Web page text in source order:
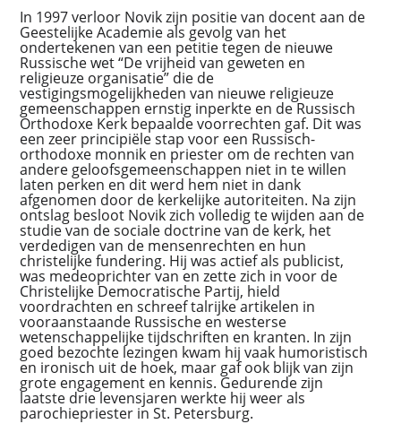
In 1997 verloor Novik zijn positie van docent aan de
Geestelijke Academie als gevolg van het
ondertekenen van een petitie tegen de nieuwe
Russische wet “De vrijheid van geweten en
religieuze organisatie” die de
vestigingsmogelijkheden van nieuwe religieuze
gemeenschappen ernstig inperkte en de Russisch
Orthodoxe Kerk bepaalde voorrechten gaf. Dit was
een zeer principiële stap voor een Russisch-
orthodoxe monnik en priester om de rechten van
andere geloofsgemeenschappen niet in te willen
laten perken en dit werd hem niet in dank
afgenomen door de kerkelijke autoriteiten. Na zijn
ontslag besloot Novik zich volledig te wijden aan de
studie van de sociale doctrine van de kerk, het
verdedigen van de mensenrechten en hun
christelijke fundering. Hij was actief als publicist,
was medeoprichter van en zette zich in voor de
Christelijke Democratische Partij, hield
voordrachten en schreef talrijke artikelen in
vooraanstaande Russische en westerse
wetenschappelijke tijdschriften en kranten. In zijn
goed bezochte lezingen kwam hij vaak humoristisch
en ironisch uit de hoek, maar gaf ook blijk van zijn
grote engagement en kennis. Gedurende zijn
laatste drie levensjaren werkte hij weer als
parochiepriester in St. Petersburg.